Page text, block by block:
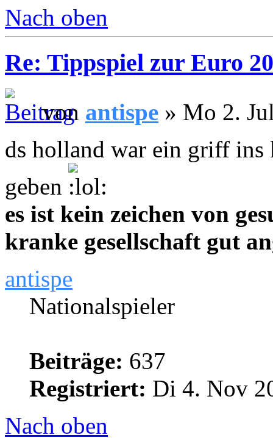
Nach oben
Re: Tippspiel zur Euro
von antispe » Mo 2.
ds holland war ein griff ins
geben
es ist kein zeichen von
kranke gesellschaft gut
antispe
Nationalspieler
Beiträge: 637
Registriert: Di 4. Nov
Nach oben